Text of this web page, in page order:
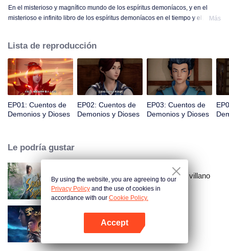
En el misterioso y magnífico mundo de los espíritus demoníacos, y en el
misterioso e infinito libro de los espíritus demoníacos en el tiempo y el
enfrenta al favor de las dos diosas?
Más
Lista de reproducción
EP01: Cuentos de
Demonios y Dioses
EP02: Cuentos de
Demonios y Dioses
EP03: Cuentos de
Demonios y Dioses
Le podría gustar
El sistema de auto-salvación del villano
escoria
Universo Marcial Temporada 1
By using the website, you are agreeing to our
Privacy Policy and the use of cookies in
accordance with our Cookie Policy.
Accept